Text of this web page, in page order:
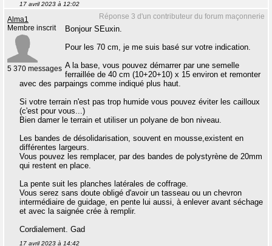
17 avril 2023 à 12:02
Réponse 3 d'un contributeur du forum maçonnerie
Alma1
Membre inscrit
5 370 messages
Bonjour SEuxin.
Pour les 70 cm, je me suis basé sur votre indication.
A la base, vous pouvez démarrer par une semelle
ferraillée de 40 cm (10+20+10) x 15 environ et remonter
avec des parpaings comme indiqué plus haut.
Si votre terrain n'est pas trop humide vous pouvez éviter les cailloux
(c'est pour vous...)
Bien damer le terrain et utiliser un polyane de bon niveau.
Les bandes de désolidarisation, souvent en mousse,existent en
différentes largeurs.
Vous pouvez les remplacer, par des bandes de polystyrène de 20mm
qui restent en place.
La pente suit les planches latérales de coffrage.
Vous serez sans doute obligé d'avoir un tasseau ou un chevron
intermédiaire de guidage, en pente lui aussi, à enlever avant séchage
et avec la saignée crée à remplir.
Cordialement. Gad
17 avril 2023 à 14:42